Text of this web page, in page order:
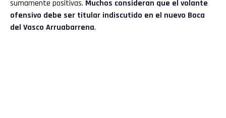
sumamente positivas. Muchos consideran que el volante
ofensivo debe ser titular indiscutido en el nuevo Boca
del Vasco Arruabarrena.